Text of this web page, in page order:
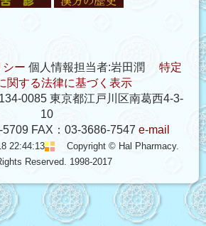
シー 個人情報担当者:岩田潤 特定
関する法律に基づく表示
0085 東京都江戸川区南葛西4-3-
10
FAX：03-3686-7547 e-mail
22:44:13
Copyright © Hal Pharmacy.
Reserved. 1998-2017